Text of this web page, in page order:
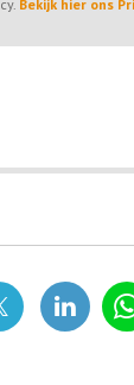
Bekijk hier ons